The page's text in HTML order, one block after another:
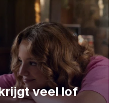
veel lof